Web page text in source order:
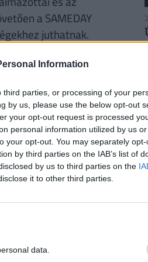
Information
parties, or processing of your
by us, please use the below opt-out
your opt-out request is processed
personal information utilized by us
your opt-out. You may separately
by third parties on the IAB’s list of
by us to third parties on the
it to other third parties.
data.
a SAMEDAY
juthatnak.
szerinti
a Raiffeisen Bank
ot)és aMagNet
a konstrukciók
fel aPénzcentrum
kultúra
futárszolgáltatóval,
online kis- és